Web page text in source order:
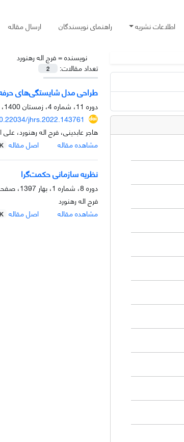
اطلاعات نشریه راهنمای نویسندگان ارسال مقاله
نویسنده =فرج اله رهنورد
تعداد مقالات:
2
طراحی مدل شایستگی‌های
دوره 11، شماره 4، زمستان 1400، صفحه
jhrs.2022.143761
هاجر عابدینی، فرج اله رهنورد، علی
مشاهده مقاله
اصل مقاله
نظریه سازمانی حکمت‌گرا
دوره 8، شماره 1، بهار 1397، صفحه
فرج اله رهنورد
مشاهده مقاله
اصل مقاله